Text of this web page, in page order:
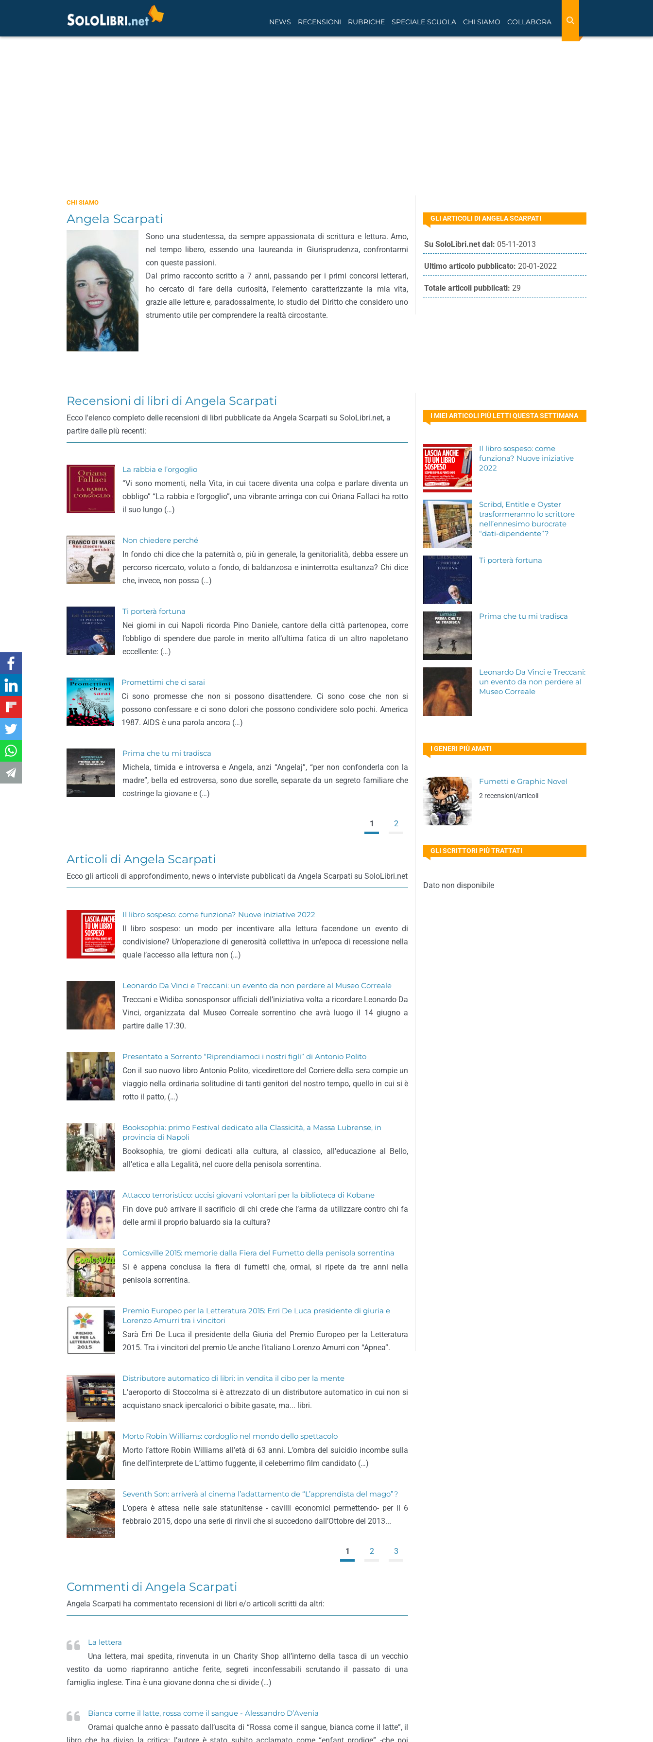
NEWS RECENSIONI RUBRICHE SPECIALE SCUOLA CHI SIAMO COLLABORA
CHI SIAMO
Angela Scarpati
Sono una studentessa, da sempre appassionata di scrittura e lettura. Amo,
nel tempo libero, essendo una laureanda in Giurisprudenza, confrontarmi
con queste passioni.
Dal primo racconto scritto a 7 anni, passando per i primi concorsi letterari,
ho cercato di fare della curiosità, l’elemento caratterizzante la mia vita,
grazie alle letture e, paradossalmente, lo studio del Diritto che considero uno
strumento utile per comprendere la realtà circostante.
GLI ARTICOLI DI ANGELA SCARPATI
Su SoloLibri.net dal: 05-11-2013
Ultimo articolo pubblicato: 20-01-2022
Totale articoli pubblicati: 29
Recensioni di libri di Angela Scarpati
Ecco l'elenco completo delle recensioni di libri pubblicate da Angela Scarpati su SoloLibri.net, a
partire dalle più recenti:
La rabbia e l’orgoglio
“Vi sono momenti, nella Vita, in cui tacere diventa una colpa e parlare diventa un
obbligo” “La rabbia e l’orgoglio”, una vibrante arringa con cui Oriana Fallaci ha rotto
il suo lungo (…)
Non chiedere perché
In fondo chi dice che la paternità o, più in generale, la genitorialità, debba essere un
percorso ricercato, voluto a fondo, di baldanzosa e ininterrotta esultanza? Chi dice
che, invece, non possa (…)
Ti porterà fortuna
Nei giorni in cui Napoli ricorda Pino Daniele, cantore della città partenopea, corre
l’obbligo di spendere due parole in merito all’ultima fatica di un altro napoletano
eccellente: (…)
Promettimi che ci sarai
Ci sono promesse che non si possono disattendere. Ci sono cose che non si
possono confessare e ci sono dolori che possono condividere solo pochi. America
1987. AIDS è una parola ancora (…)
Prima che tu mi tradisca
Michela, timida e introversa e Angela, anzi “Angelaj”, “per non confonderla con la
madre”, bella ed estroversa, sono due sorelle, separate da un segreto familiare che
costringe la giovane e (…)
1 2
Articoli di Angela Scarpati
Ecco gli articoli di approfondimento, news o interviste pubblicati da Angela Scarpati su SoloLibri.net
Il libro sospeso: come funziona? Nuove iniziative 2022
Il libro sospeso: un modo per incentivare alla lettura facendone un evento di
condivisione? Un’operazione di generosità collettiva in un’epoca di recessione nella
quale l’accesso alla lettura non (…)
Leonardo Da Vinci e Treccani: un evento da non perdere al Museo Correale
Treccani e Widiba sonosponsor ufficiali dell’iniziativa volta a ricordare Leonardo Da
Vinci, organizzata dal Museo Correale sorrentino che avrà luogo il 14 giugno a
partire dalle 17:30.
Presentato a Sorrento “Riprendiamoci i nostri figli” di Antonio Polito
Con il suo nuovo libro Antonio Polito, vicedirettore del Corriere della sera compie un
viaggio nella ordinaria solitudine di tanti genitori del nostro tempo, quello in cui si è
rotto il patto, (…)
Booksophia: primo Festival dedicato alla Classicità, a Massa Lubrense, in
provincia di Napoli
Booksophia, tre giorni dedicati alla cultura, al classico, all’educazione al Bello,
all’etica e alla Legalità, nel cuore della penisola sorrentina.
Attacco terroristico: uccisi giovani volontari per la biblioteca di Kobane
Fin dove può arrivare il sacrificio di chi crede che l’arma da utilizzare contro chi fa
delle armi il proprio baluardo sia la cultura?
Comicsville 2015: memorie dalla Fiera del Fumetto della penisola sorrentina
Si è appena conclusa la fiera di fumetti che, ormai, si ripete da tre anni nella
penisola sorrentina.
Premio Europeo per la Letteratura 2015: Erri De Luca presidente di giuria e
Lorenzo Amurri tra i vincitori
Sarà Erri De Luca il presidente della Giuria del Premio Europeo per la Letteratura
2015. Tra i vincitori del premio Ue anche l’italiano Lorenzo Amurri con “Apnea”.
Distributore automatico di libri: in vendita il cibo per la mente
L’aeroporto di Stoccolma si è attrezzato di un distributore automatico in cui non si
acquistano snack ipercalorici o bibite gasate, ma... libri.
Morto Robin Williams: cordoglio nel mondo dello spettacolo
Morto l’attore Robin Williams all’età di 63 anni. L’ombra del suicidio incombe sulla
fine dell’interprete de L’attimo fuggente, il celeberrimo film candidato (…)
Seventh Son: arriverà al cinema l’adattamento de “L’apprendista del mago”?
L’opera è attesa nelle sale statunitense - cavilli economici permettendo- per il 6
febbraio 2015, dopo una serie di rinvii che si succedono dall’Ottobre del 2013...
1 2 3
Commenti di Angela Scarpati
Angela Scarpati ha commentato recensioni di libri e/o articoli scritti da altri:
La lettera
Una lettera, mai spedita, rinvenuta in un Charity Shop all’interno della tasca di un vecchio
vestito da uomo riapriranno antiche ferite, segreti inconfessabili scrutando il passato di una
famiglia inglese. Tina è una giovane donna che si divide (…)
Bianca come il latte, rossa come il sangue - Alessandro D’Avenia
Oramai qualche anno è passato dall’uscita di “Rossa come il sangue, bianca come il latte”, il
I MIEI ARTICOLI PIÙ LETTI QUESTA SETTIMANA
Il libro sospeso: come
funziona? Nuove iniziative
2022
Scribd, Entitle e Oyster
trasformeranno lo scrittore
nell’ennesimo burocrate
“dati-dipendente”?
Ti porterà fortuna
Prima che tu mi tradisca
Leonardo Da Vinci e Treccani:
un evento da non perdere al
Museo Correale
I GENERI PIÙ AMATI
Fumetti e Graphic Novel
2 recensioni/articoli
GLI SCRITTORI PIÙ TRATTATI
Dato non disponibile